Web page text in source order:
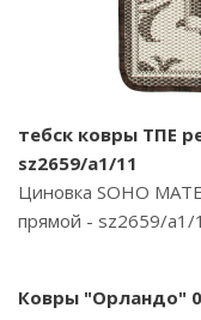
тебск ковры ТПЕ
sz2659/a1/11
Циновка SOHO
прямой - sz2659/a1/
Ковры "Орландо"